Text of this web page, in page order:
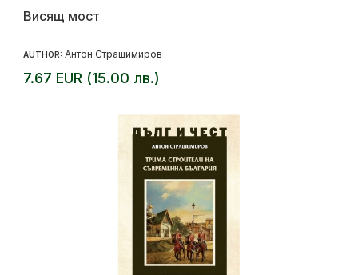
Висящ мост
AUTHOR: Антон Страшимиров
7.67 EUR (15.00 лв.)